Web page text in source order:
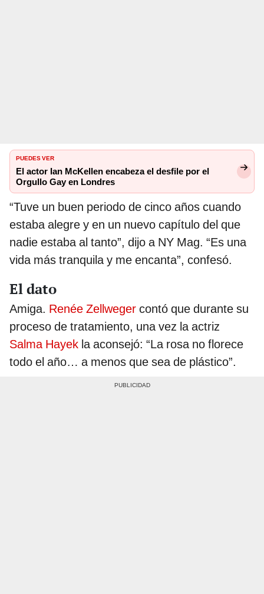
PUEDES VER
El actor Ian McKellen encabeza el desfile por el
Orgullo Gay en Londres
“Tuve un buen periodo de cinco años cuando
estaba alegre y en un nuevo capítulo del que
nadie estaba al tanto”, dijo a NY Mag. “Es una
vida más tranquila y me encanta”, confesó.
El dato
Amiga. Renée Zellweger contó que durante su
proceso de tratamiento, una vez la actriz
Salma Hayek la aconsejó: “La rosa no florece
todo el año… a menos que sea de plástico”.